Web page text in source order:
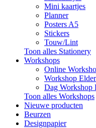
Mini kaartjes
Planner
Posters A5
Stickers
Touw/Lint
Toon alles Stationery
Workshops
Online
Workshop
Dag Workshop
Toon alles Workshops
Nieuwe producten
Beurzen
Designpapier